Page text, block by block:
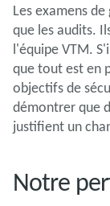
Les examens
que les audits.
l'équipe VTM.
que tout est en
objectifs de
démontrer que
justifient un
Notre